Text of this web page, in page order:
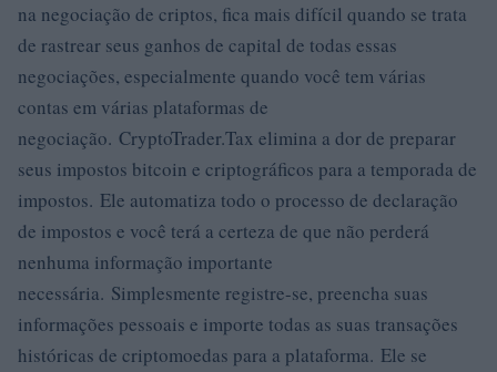
na negociação de criptos, fica mais difícil quando se trata
de rastrear seus ganhos de capital de todas essas
negociações, especialmente quando você tem várias
contas em várias plataformas de
negociação. CryptoTrader.Tax elimina a dor de preparar
seus impostos bitcoin e criptográficos para a temporada de
impostos. Ele automatiza todo o processo de declaração
de impostos e você terá a certeza de que não perderá
nenhuma informação importante
necessária. Simplesmente registre-se, preencha suas
informações pessoais e importe todas as suas transações
históricas de criptomoedas para a plataforma. Ele se